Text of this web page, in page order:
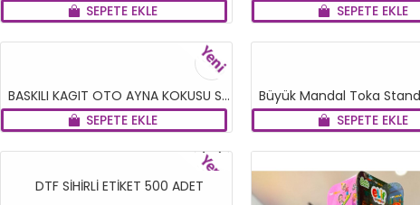
SEPETE EKLE
SEPETE EKLE
YENI
BASKILI KAGIT OTO AYNA KOKUSU STANDI XL 1000 Lİ
SEPETE EKLE
SEPETE EKLE
YENI
DTF SİHİRLİ ETİKET 500 ADET